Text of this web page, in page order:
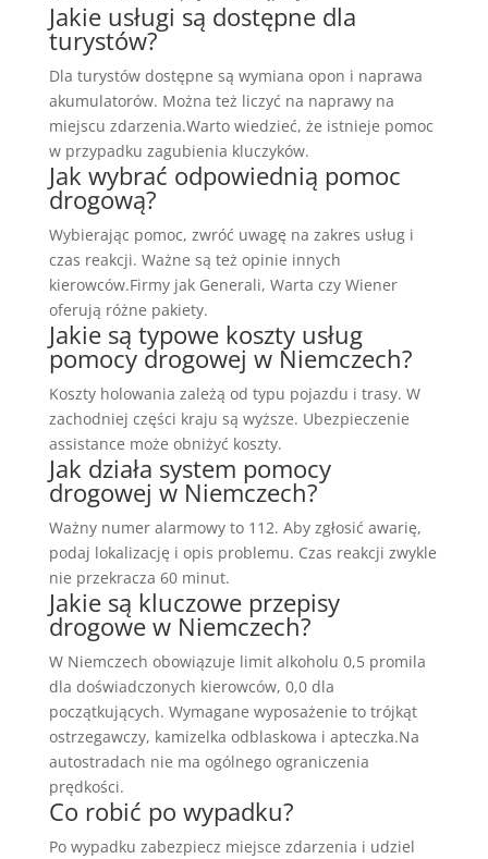
Jakie usługi są dostępne dla
turystów?
Dla turystów dostępne są wymiana opon i naprawa
akumulatorów. Można też liczyć na naprawy na
miejscu zdarzenia.Warto wiedzieć, że istnieje pomoc
w przypadku zagubienia kluczyków.
Jak wybrać odpowiednią pomoc
drogową?
Wybierając pomoc, zwróć uwagę na zakres usług i
czas reakcji. Ważne są też opinie innych
kierowców.Firmy jak Generali, Warta czy Wiener
oferują różne pakiety.
Jakie są typowe koszty usług
pomocy drogowej w Niemczech?
Koszty holowania zależą od typu pojazdu i trasy. W
zachodniej części kraju są wyższe. Ubezpieczenie
assistance może obniżyć koszty.
Jak działa system pomocy
drogowej w Niemczech?
Ważny numer alarmowy to 112. Aby zgłosić awarię,
podaj lokalizację i opis problemu. Czas reakcji zwykle
nie przekracza 60 minut.
Jakie są kluczowe przepisy
drogowe w Niemczech?
W Niemczech obowiązuje limit alkoholu 0,5 promila
dla doświadczonych kierowców, 0,0 dla
początkujących. Wymagane wyposażenie to trójkąt
ostrzegawczy, kamizelka odblaskowa i apteczka.Na
autostradach nie ma ogólnego ograniczenia
prędkości.
Co robić po wypadku?
Po wypadku zabezpiecz miejsce zdarzenia i udziel